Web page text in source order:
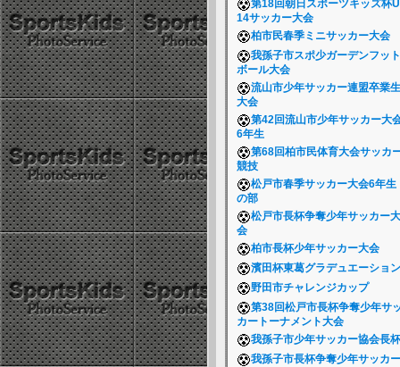
第18回朝日スポーツキッズ杯
14サッカー大会
柏市民春季ミニサッカー大会
我孫子市スポ少ガーデンフット
ボール大会
流山市少年サッカー連盟卒業生
大会
第42回流山市少年サッカー大
6年生
第68回柏市民体育大会サッカ
競技
松戸市春季サッカー大会6年生
の部
松戸市長杯争奪少年サッカー大
会
柏市長杯少年サッカー大会
濱田杯東葛グラデュエーション
野田市チャレンジカップ
第38回松戸市長杯争奪少年サ
カートーナメント大会
我孫子市少年サッカー協会長
我孫子市長杯争奪少年サッカー